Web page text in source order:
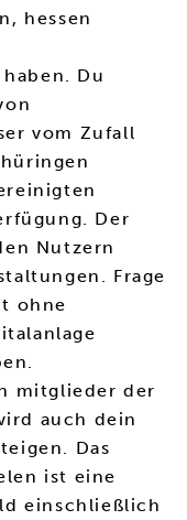
hessen
Du
vom Zufall
Der
Nutzern
Frage
ohne
mitglieder der
auch dein
Das
ist eine
einschließlich